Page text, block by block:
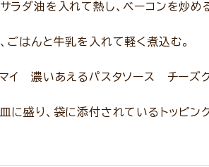
ラダ油を入れて熱し、ベーコンを炒める
ごはんと牛乳を入れて軽く煮込む。
イ 濃いあえるパスタソース チーズク
に盛り、袋に添付されているトッピング